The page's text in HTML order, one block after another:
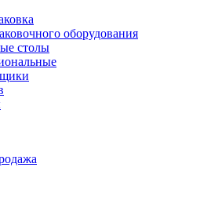
оборудования
столы